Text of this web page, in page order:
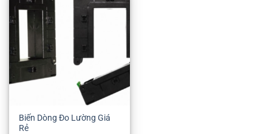
Biến Dòng Đo Lường Giá
Rẻ